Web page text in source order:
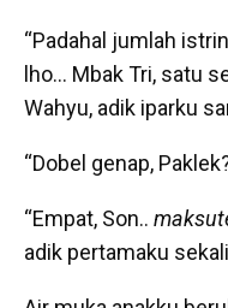
“Padahal jumlah
lho… Mbak Tri, satu
Wahyu, adik iparku
“Dobel genap,
“Empat, Son..
adik pertamaku